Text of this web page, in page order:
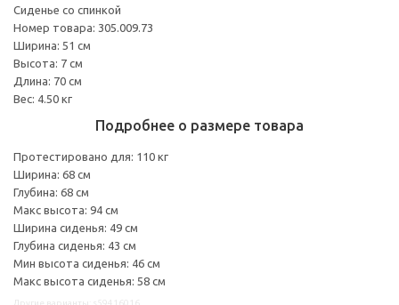
Сиденье со спинкой
Номер товара: 305.009.73
Ширина: 51 см
Высота: 7 см
Длина: 70 см
Вес: 4.50 кг
Подробнее о размере товара
Протестировано для: 110 кг
Ширина: 68 см
Глубина: 68 см
Макс высота: 94 см
Ширина сиденья: 49 см
Глубина сиденья: 43 см
Мин высота сиденья: 46 см
Макс высота сиденья: 58 см